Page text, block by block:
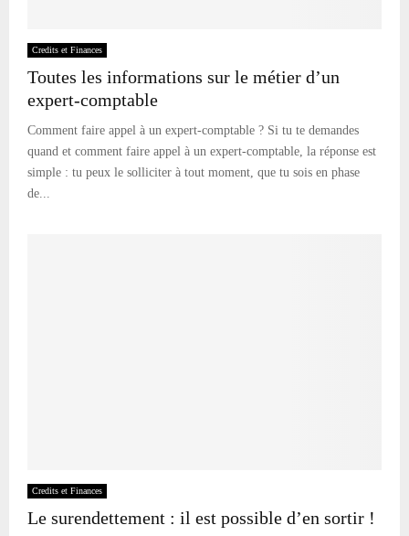
Credits et Finances
Toutes les informations sur le métier d’un
expert-comptable
Comment faire appel à un expert-comptable ? Si tu te demandes
quand et comment faire appel à un expert-comptable, la réponse est
simple : tu peux le solliciter à tout moment, que tu sois en phase
de...
Credits et Finances
Le surendettement : il est possible d’en sortir !